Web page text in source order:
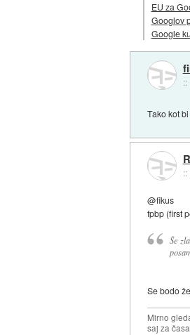
EU za
Googlov
Google
::
Tako kot
::
@fikus
fpbp (first
Še
Se bodo
Mirno
saj za